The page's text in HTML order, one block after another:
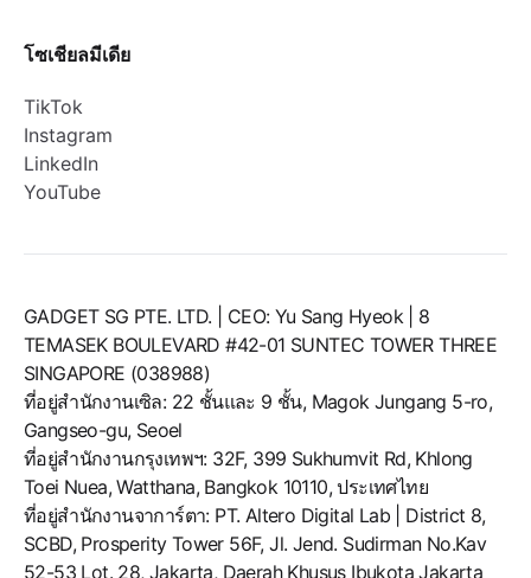
โซเชียลมีเดีย
TikTok
Instagram
LinkedIn
YouTube
GADGET SG PTE. LTD. | CEO: Yu Sang Hyeok | 8
TEMASEK BOULEVARD #42-01 SUNTEC TOWER THREE
SINGAPORE (038988)
ที่อยู่สำนักงานเซิล: 22 ชั้นและ 9 ชั้น, Magok Jungang 5-ro,
Gangseo-gu, Seoel
ที่อยู่สำนักงานกรุงเทพฯ: 32F, 399 Sukhumvit Rd, Khlong
Toei Nuea, Watthana, Bangkok 10110, ประเทศไทย
ที่อยู่สำนักงานจาการ์ตา: PT. Altero Digital Lab | District 8,
SCBD, Prosperity Tower 56F, Jl. Jend. Sudirman No.Kav
52-53 Lot. 28, Jakarta, Daerah Khusus Ibukota Jakarta